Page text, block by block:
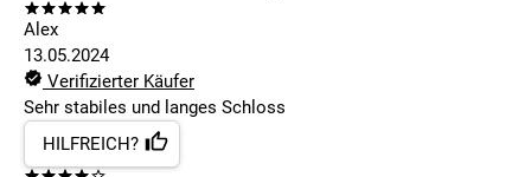
Alex
13.05.2024
Verifizierter Käufer
Sehr stabiles und langes Schloss
HILFREICH?